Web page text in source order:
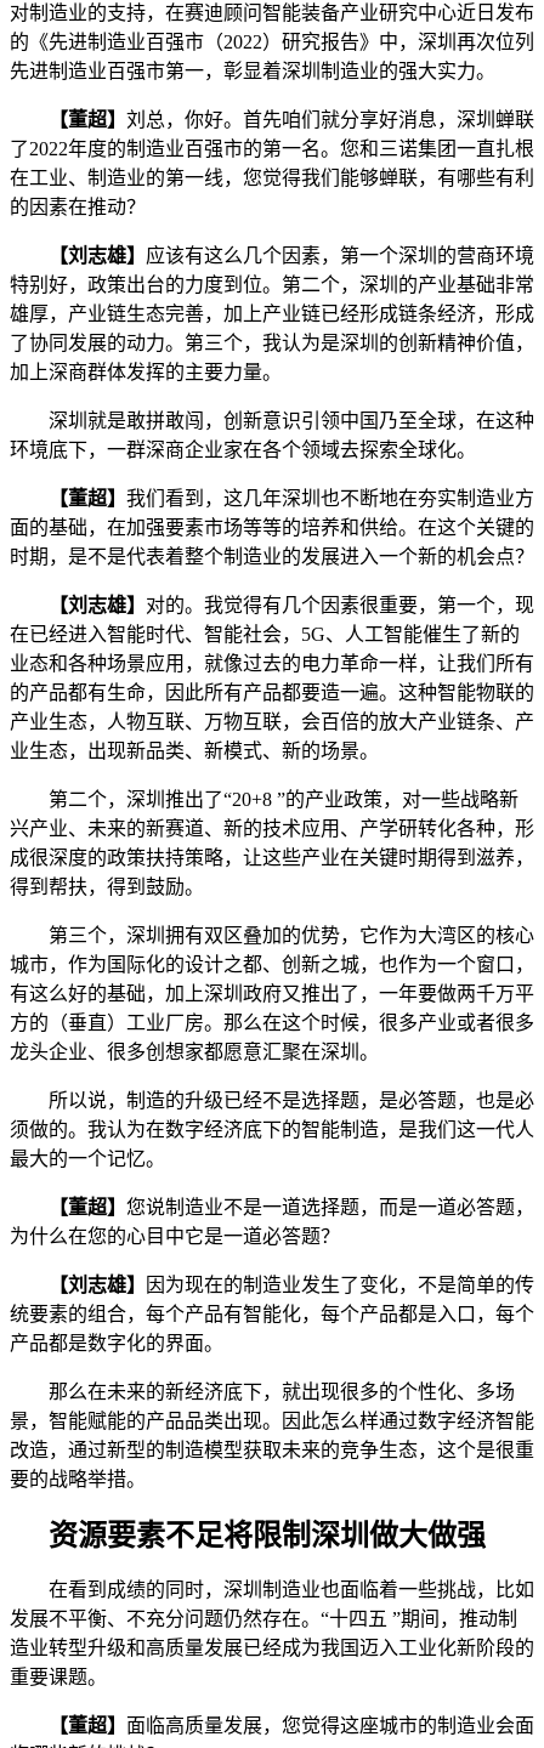
对制造业的支持，在赛迪顾问智能装备产业研究中心近日发布
的《先进制造业百强市（2022）研究报告》中，深圳再次位列
先进制造业百强市第一，彰显着深圳制造业的强大实力。
【董超】 刘总，你好。首先咱们就分享好消息，深圳蝉联
了2022年度的制造业百强市的第一名。您和三诺集团一直扎根
在工业、制造业的第一线，您觉得我们能够蝉联，有哪些有利
的因素在推动？
【刘志雄】 应该有这么几个因素，第一个深圳的营商环境
特别好，政策出台的力度到位。第二个，深圳的产业基础非常
雄厚，产业链生态完善，加上产业链已经形成链条经济，形成
了协同发展的动力。第三个，我认为是深圳的创新精神价值，
加上深商群体发挥的主要力量。
深圳就是敢拼敢闯，创新意识引领中国乃至全球，在这种
环境底下，一群深商企业家在各个领域去探索全球化。
【董超】 我们看到，这几年深圳也不断地在夯实制造业方
面的基础，在加强要素市场等等的培养和供给。在这个关键的
时期，是不是代表着整个制造业的发展进入一个新的机会点？
【刘志雄】 对的。我觉得有几个因素很重要，第一个，现
在已经进入智能时代、智能社会，5G、人工智能催生了新的
业态和各种场景应用，就像过去的电力革命一样，让我们所有
的产品都有生命，因此所有产品都要造一遍。这种智能物联的
产业生态，人物互联、万物互联，会百倍的放大产业链条、产
业生态，出现新品类、新模式、新的场景。
第二个，深圳推出了“20+8 ”的产业政策，对一些战略新
兴产业、未来的新赛道、新的技术应用、产学研转化各种，形
成很深度的政策扶持策略，让这些产业在关键时期得到滋养，
得到帮扶，得到鼓励。
第三个，深圳拥有双区叠加的优势，它作为大湾区的核心
城市，作为国际化的设计之都、创新之城，也作为一个窗口，
有这么好的基础，加上深圳政府又推出了，一年要做两千万平
方的（垂直）工业厂房。那么在这个时候，很多产业或者很多
龙头企业、很多创想家都愿意汇聚在深圳。
所以说，制造的升级已经不是选择题，是必答题，也是必
须做的。我认为在数字经济底下的智能制造，是我们这一代人
最大的一个记忆。
【董超】 您说制造业不是一道选择题，而是一道必答题，
为什么在您的心目中它是一道必答题？
【刘志雄】
因为现在的制造业发生了变化，不是简单的传
统要素的组合，每个产品有智能化，每个产品都是入口，每个
产品都是数字化的界面。
那么在未来的新经济底下，就出现很多的个性化、多场
景，智能赋能的产品品类出现。因此怎么样通过数字经济智能
改造，通过新型的制造模型获取未来的竞争生态，这个是很重
要的战略举措。
资源要素不足将限制深圳做大做强
在看到成绩的同时，深圳制造业也面临着一些挑战，比如
发展不平衡、不充分问题仍然存在。“十四五 ”期间，推动制
造业转型升级和高质量发展已经成为我国迈入工业化新阶段的
重要课题。
【董超】 面临高质量发展，您觉得这座城市的制造业会面